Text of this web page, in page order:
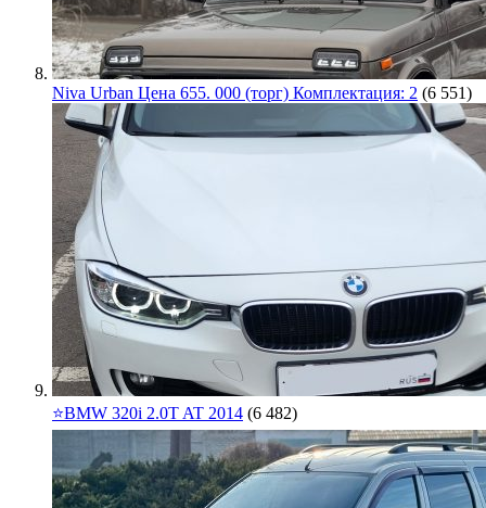
Niva Urban Цена 655. 000 (торг) Комплектация: 2 (6 551)
⭐️BMW 320i 2.0T AT 2014 (6 482)